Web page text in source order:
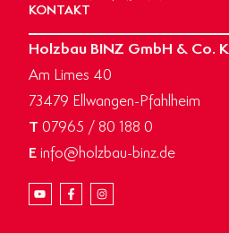
KONTAKT
Holzbau BINZ GmbH & Co.
Am Limes 40
73479 Ellwangen-Pfahlheim
T 07965 / 80 188 0
Einfo@holzbau-binz.de